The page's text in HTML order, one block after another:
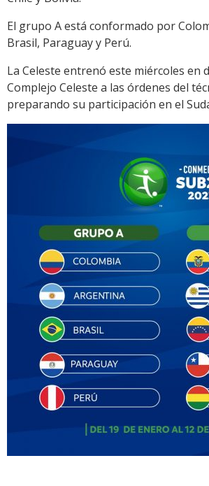
El grupo A está conformado por
Brasil, Paraguay y Perú.
La Celeste entrenó este miércoles en
Complejo Celeste a las órdenes del
preparando su participación en el